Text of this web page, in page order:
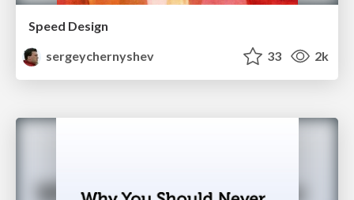
Speed Design
sergeychernyshev
33 2k